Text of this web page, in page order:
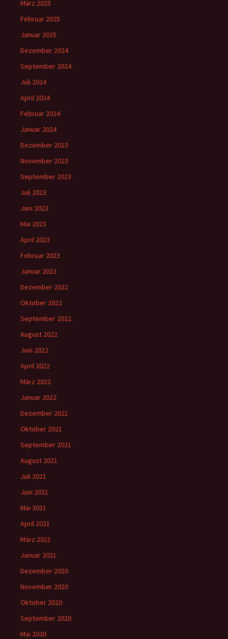
März 2025
Februar 2025
Januar 2025
Dezember 2024
September 2024
Juli 2024
April 2024
Februar 2024
Januar 2024
Dezember 2023
November 2023
September 2023
Juli 2023
Juni 2023
Mai 2023
April 2023
Februar 2023
Januar 2023
Dezember 2022
Oktober 2022
September 2022
August 2022
Juni 2022
April 2022
März 2022
Januar 2022
Dezember 2021
Oktober 2021
September 2021
August 2021
Juli 2021
Juni 2021
Mai 2021
April 2021
März 2021
Januar 2021
Dezember 2020
November 2020
Oktober 2020
September 2020
Mai 2020